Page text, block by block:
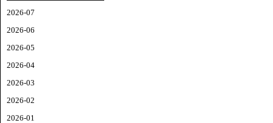
2026-07
2026-06
2026-05
2026-04
2026-03
2026-02
2026-01